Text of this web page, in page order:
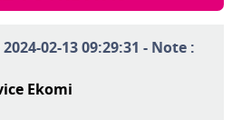
02-13 09:29:31 - Note :
Ekomi